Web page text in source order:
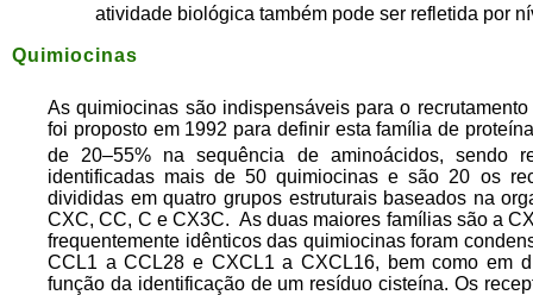
atividade biológica também pode ser refletida por
Quimiocinas
As quimiocinas são indispensáveis para o
foi proposto em 1992 para definir esta família de
de 20–55% na sequência de aminoácidos, sendo
identificadas mais de 50 quimiocinas e são 20 os
divididas em quatro grupos estruturais baseados na
CXC, CC, C e CX3C. As duas maiores famílias são a
frequentemente idênticos das quimiocinas foram
CCL1 a CCL28 e CXCL1 a CXCL16, bem como em
função da identificação de um resíduo cisteína. Os